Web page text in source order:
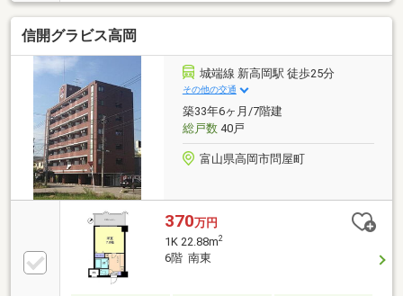
信開グラビス高岡
城端線 新高岡駅 徒歩25分
その他の交通
築33年6ヶ月/7階建
総戸数40戸
富山県高岡市問屋町
370万円
1K 22.88m2
6階 南東